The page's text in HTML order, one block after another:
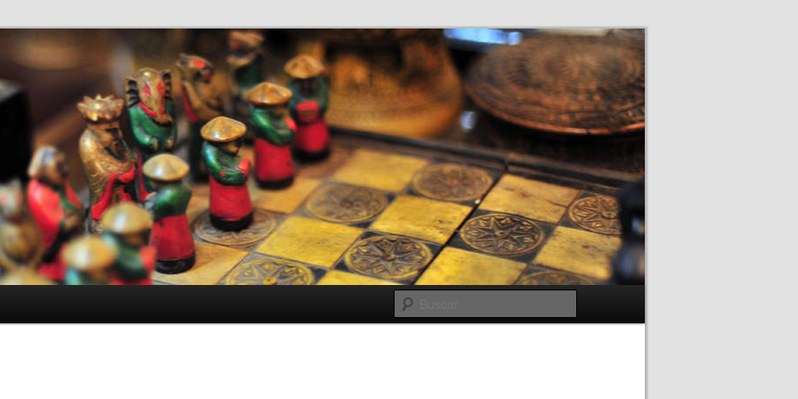
de Bachillerato